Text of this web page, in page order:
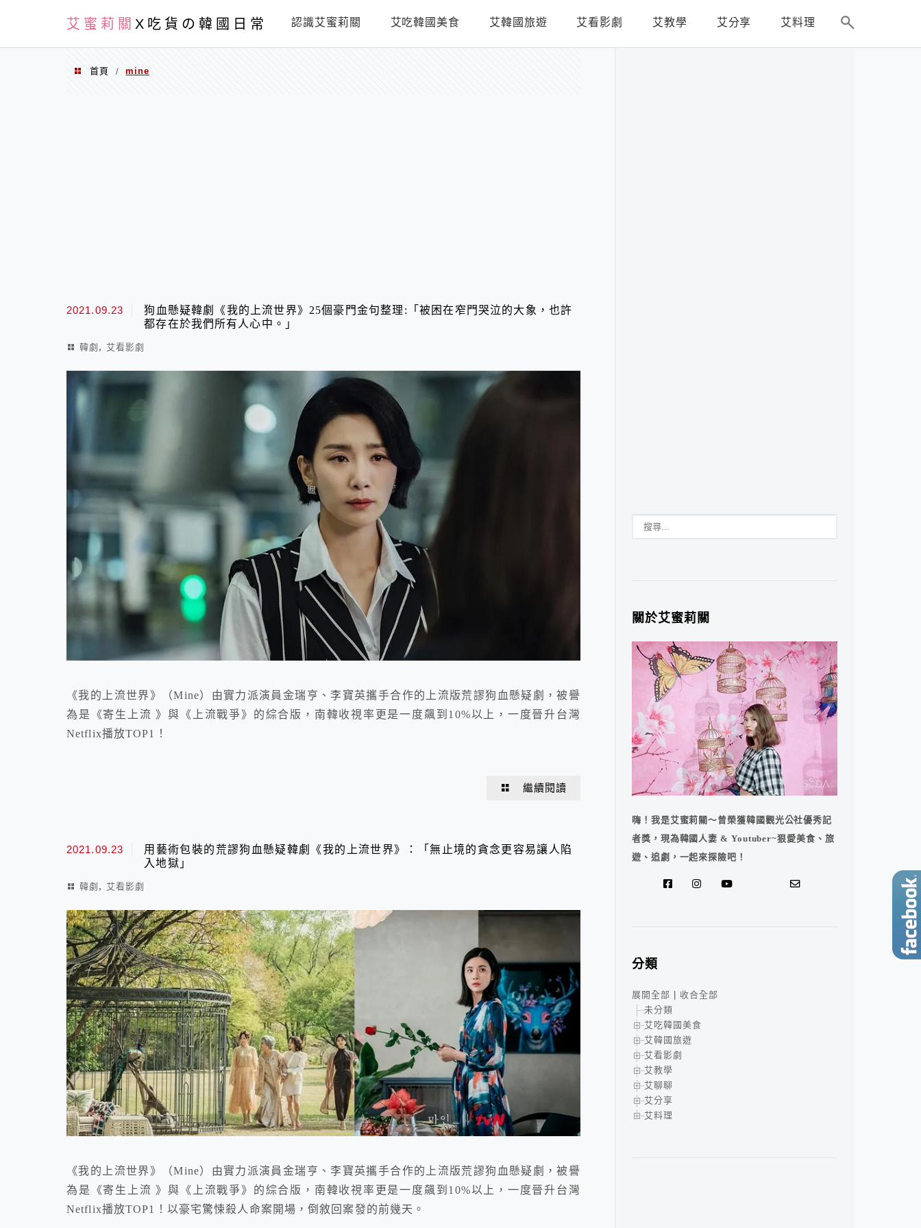
艾蜜莉關 X吃貨の韓國日常 認識艾蜜莉關 艾吃韓國美食 艾韓國旅遊 艾看影劇 艾教學 艾分享 艾料理
首頁 / mine
2021.09.23
狗血懸疑韓劇《我的上流世界》25個豪門金句整理:「被困在窄門哭泣的大象，也許
都存在於我們所有人心中。」
韓劇 , 艾看影劇
《我的上流世界》（Mine）由實力派演員金瑞亨、李寶英攜手合作的上流版荒謬狗血懸疑劇，被譽
為是《寄生上流 》與《上流戰爭》的綜合版，南韓收視率更是一度飆到10%以上，一度晉升台灣
Netflix播放TOP1！
繼續閱讀
2021.09.23
用藝術包裝的荒謬狗血懸疑韓劇《我的上流世界》：「無止境的貪念更容易讓人陷
入地獄」
韓劇 , 艾看影劇
《我的上流世界》（Mine）由實力派演員金瑞亨、李寶英攜手合作的上流版荒謬狗血懸疑劇，被譽
為是《寄生上流 》與《上流戰爭》的綜合版，南韓收視率更是一度飆到10%以上，一度晉升台灣
Netflix播放TOP1！以豪宅驚悚殺人命案開場，倒敘回案發的前幾天。
關於艾蜜莉關
嗨！我是艾蜜莉關～曾榮獲韓國觀光公社優秀記
者獎，現為韓國人妻 & Youtuber~狠愛美食、旅
遊、追劇，一起來探險吧！
分類
展開全部
收合全部
未分類
艾吃韓國美食
艾韓國旅遊
艾看影劇
艾教學
艾聊聊
艾分享
艾料理